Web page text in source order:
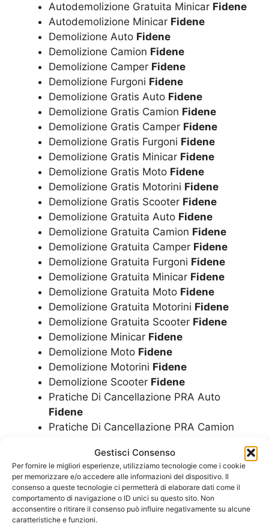
Gestisci Consenso
Per fornire le migliori esperienze, utilizziamo tecnologie come i cookie
per memorizzare e/o accedere alle informazioni del dispositivo. Il
consenso a queste tecnologie ci permetterà di elaborare dati come il
comportamento di navigazione o ID unici su questo sito. Non
acconsentire o ritirare il consenso può influire negativamente su alcune
caratteristiche e funzioni.
Autodemolizione Gratuita Minicar Fidene
Autodemolizione Minicar Fidene
Demolizione Auto Fidene
Demolizione Camion Fidene
Demolizione Camper Fidene
Demolizione Furgoni Fidene
Demolizione Gratis Auto Fidene
Demolizione Gratis Camion Fidene
Demolizione Gratis Camper Fidene
Demolizione Gratis Furgoni Fidene
Demolizione Gratis Minicar Fidene
Demolizione Gratis Moto Fidene
Demolizione Gratis Motorini Fidene
Demolizione Gratis Scooter Fidene
Demolizione Gratuita Auto Fidene
Demolizione Gratuita Camion Fidene
Demolizione Gratuita Camper Fidene
Demolizione Gratuita Furgoni Fidene
Demolizione Gratuita Minicar Fidene
Demolizione Gratuita Moto Fidene
Demolizione Gratuita Motorini Fidene
Demolizione Gratuita Scooter Fidene
Demolizione Minicar Fidene
Demolizione Moto Fidene
Demolizione Motorini Fidene
Demolizione Scooter Fidene
Pratiche Di Cancellazione PRA Auto
Fidene
Pratiche Di Cancellazione PRA Camion
Pratiche Di Cancellazione PRA Camper
Fidene
Pratiche Di Cancellazione PRA Furgoni
Fidene
Pratiche Di Cancellazione PRA Minicar